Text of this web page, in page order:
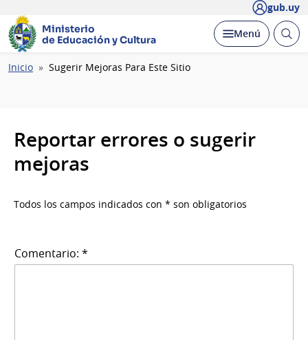
gub.uy
Ministerio
de Educación y Cultura
Desplegar
Menú Abrir
Ruta
Inicio Sugerir Mejoras Para Este Sitio
Reportar errores o sugerir
mejoras
Todos los campos indicados con * son obligatorios
Comentario: *